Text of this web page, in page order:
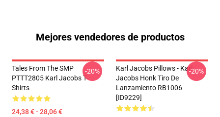
Mejores vendedores de productos
Tales From The SMP
PTTT2805 Karl Jacobs T-
Shirts
24,38 € - 28,06 €
-20%
Karl Jacobs Pillows - Karl
Jacobs Honk Tiro De
Lanzamiento RB1006
[ID9229]
-20%